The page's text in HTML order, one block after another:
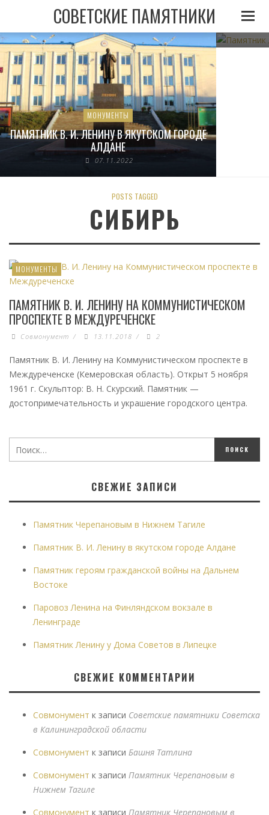
СОВЕТСКИЕ ПАМЯТНИКИ
МОНУМЕНТЫ
ПАМЯТНИК В. И. ЛЕНИНУ В ЯКУТСКОМ ГОРОДЕ
АЛДАНЕ
07.11.2022
POSTS TAGGED
СИБИРЬ
МОНУМЕНТЫ
ПАМЯТНИК В. И. ЛЕНИНУ НА КОММУНИСТИЧЕСКОМ
ПРОСПЕКТЕ В МЕЖДУРЕЧЕНСКЕ
Совмонумент / 13.11.2018 / 2
Памятник В. И. Ленину на Коммунистическом проспекте в
Междуреченске (Кемеровская область). Открыт 5 ноября
1961 г. Скульптор: В. Н. Скурский. Памятник —
достопримечательность и украшение городского центра.
СВЕЖИЕ ЗАПИСИ
Памятник Черепановым в Нижнем Тагиле
Памятник В. И. Ленину в якутском городе Алдане
Памятник героям гражданской войны на Дальнем
Востоке
Паровоз Ленина на Финляндском вокзале в
Ленинграде
Памятник Ленину у Дома Советов в Липецке
СВЕЖИЕ КОММЕНТАРИИ
Совмонумент к записи Советские памятники Советска
в Калининградской области
Совмонумент к записи Башня Татлина
Совмонумент к записи Памятник Черепановым в
Нижнем Тагиле
Совмонумент к записи Памятник Черепановым в